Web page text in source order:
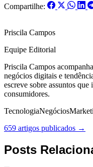
Compartilhe:
Priscila Campos
Equipe Editorial
Priscila Campos
negócios digitais e
escreve sobre assuntos que
consumidores.
TecnologiaNegócios
659 artigos publicados →
Posts